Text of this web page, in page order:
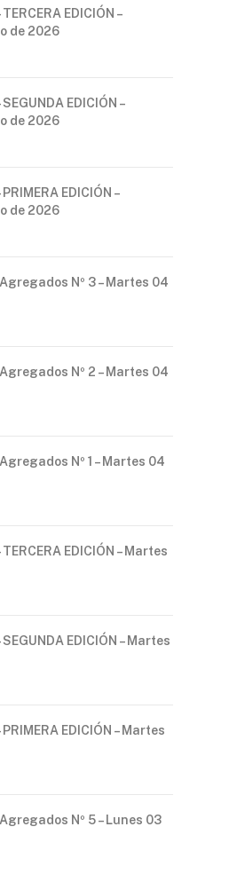
EDICIÓN –
de 2026
EDICIÓN –
de 2026
EDICIÓN –
de 2026
Nº 3 – Martes 04
Nº 2 – Martes 04
Nº 1 – Martes 04
EDICIÓN – Martes
SEGUNDA EDICIÓN – Martes
EDICIÓN – Martes
Nº 5 – Lunes 03